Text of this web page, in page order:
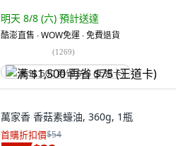
明天 8/8 (六) 預計送達
酷澎直售 ∙ WOW免運 ∙ 免費退貨
(1269)
满 $1,500 再省 $75 (王道卡)
萬家香 香菇素蠔油, 360g, 1瓶
首購折扣價$54